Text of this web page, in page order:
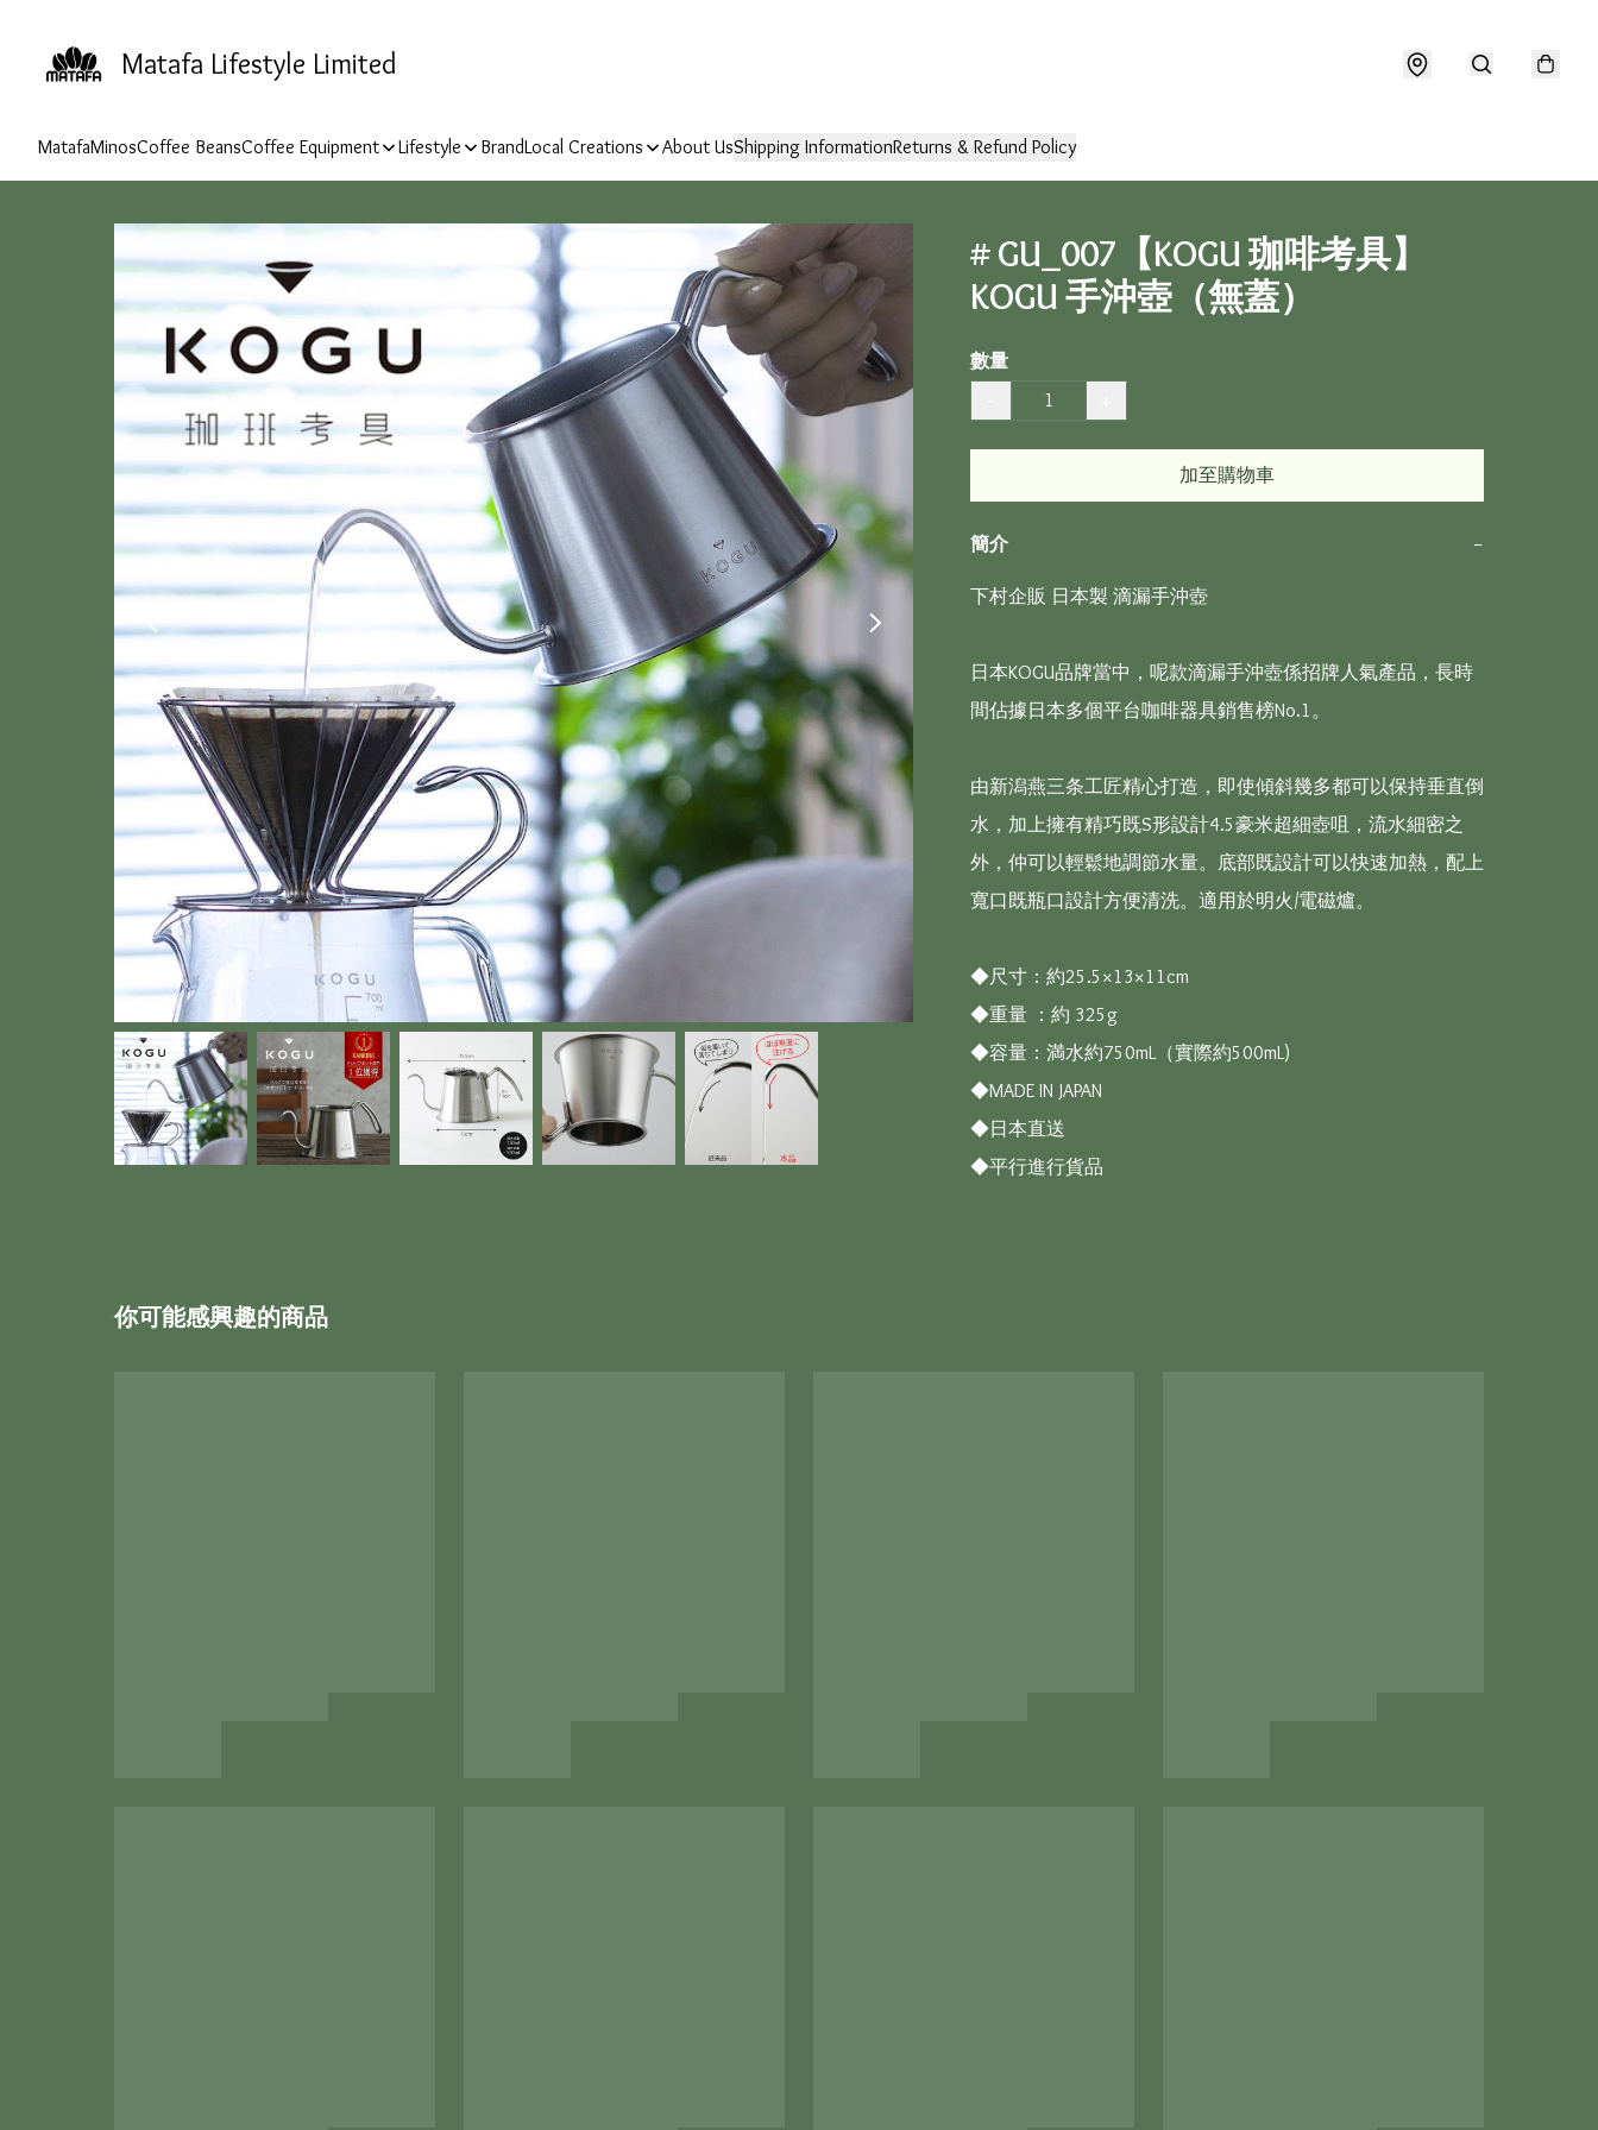
Matafa Lifestyle Limited
MatafaMinosCoffee BeansCoffee Equipment Lifestyle BrandLocal Creations About UsShipping InformationReturns & Refund Policy
# GU_007【KOGU 珈啡考具】
KOGU 手沖壺（無蓋）
數量
加至購物車
簡介 −
下村企販 日本製 滴漏手沖壺
日本KOGU品牌當中，呢款滴漏手沖壺係招牌人氣產品，長時
間佔據日本多個平台咖啡器具銷售榜No.1。
由新潟燕三条工匠精心打造，即使傾斜幾多都可以保持垂直倒
水，加上擁有精巧既S形設計4.5豪米超細壺咀，流水細密之
外，仲可以輕鬆地調節水量。底部既設計可以快速加熱，配上
寬口既瓶口設計方便清洗。適用於明火/電磁爐。
◆尺寸：約25.5×13×11cm
◆重量 ：約 325g
◆容量：満水約750mL（實際約500mL)
◆MADE IN JAPAN
◆日本直送
◆平行進行貨品
你可能感興趣的商品